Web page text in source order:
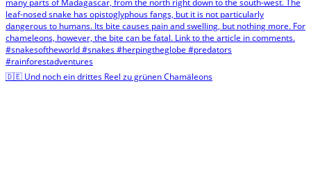
🇩🇪 Und noch ein drittes Reel zu grünen Chamäleons